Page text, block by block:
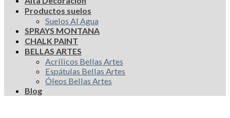
Productos suelos
Suelos Al Agua
SPRAYS MONTANA
CHALK PAINT
BELLAS ARTES
Acrílicos Bellas Artes
Espátulas Bellas Artes
Óleos Bellas Artes
Blog